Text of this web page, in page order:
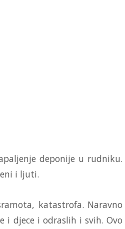
deponije u rudniku.
i ljuti.
katastrofa. Naravno
i djece i odraslih i svih. Ovo